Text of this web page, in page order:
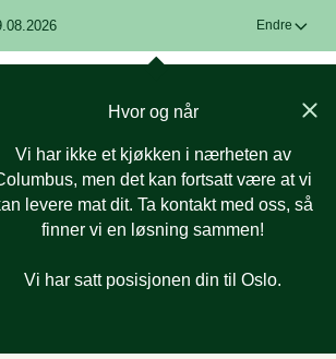
Endre
Hvor og når
Vi har ikke et kjøkken i nærheten av
men det kan fortsatt være at vi
levere mat dit. Ta kontakt med oss, så
finner vi en løsning sammen!
Vi har satt posisjonen din til Oslo.
for Flyt Catering
(cookies)?
også kjent som cookies, er små
på datamaskinen eller enheten din
Disse filene inneholder